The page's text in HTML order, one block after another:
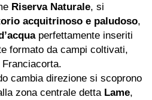
Riserva Naturale, si
acquitrinoso e paludoso,
perfettamente inseriti
formato da campi coltivati,
cambia direzione si scoprono
zona centrale detta Lame,